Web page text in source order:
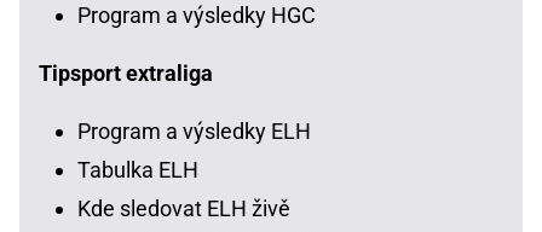
Program a výsledky HGC
Tipsport extraliga
Program a výsledky ELH
Tabulka ELH
Kde sledovat ELH živě